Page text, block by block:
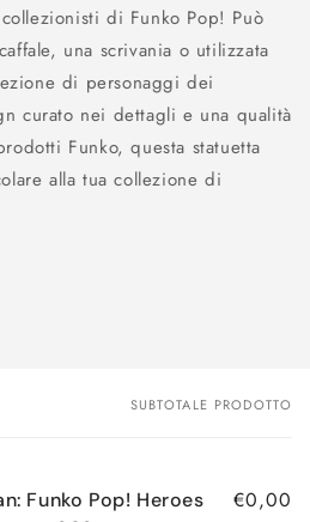
di Funko Pop! Può
una scrivania o utilizzata
di personaggi dei
curato nei dettagli e una qualità
Funko, questa statuetta
alla tua collezione di
SUBTOTALE PRODOTTO
Funko Pop! Heroes
€0,00